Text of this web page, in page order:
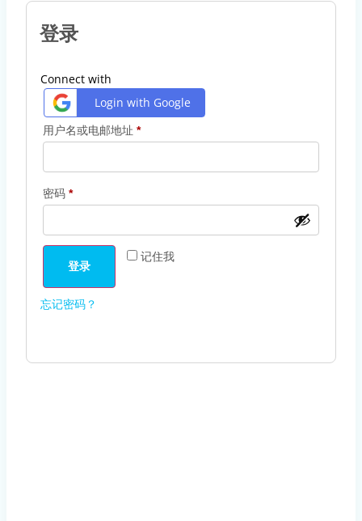
登录
Connect with
Login with Google
用户名或电邮地址 *
密码 *
记住我
登录
忘记密码？